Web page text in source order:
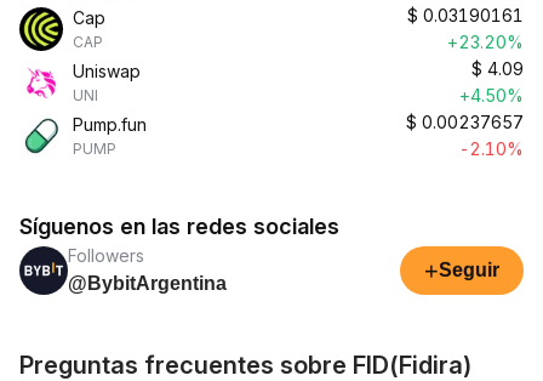
Cap
CAP
$ 0.03190161
+23.20%
Uniswap
UNI
$ 4.09
+4.50%
Pump.fun
PUMP
$ 0.00237657
-2.10%
Síguenos en las redes sociales
Followers
@BybitArgentina
+Seguir
Preguntas frecuentes sobre FID(Fidira)